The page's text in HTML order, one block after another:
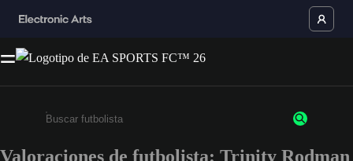
Escribe un mínimo de 3 caracteres o números.
Valoraciones de futbolista: Trinity Rodman